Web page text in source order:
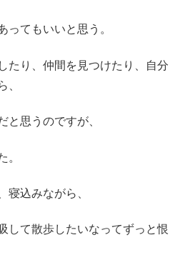
ってもいいと思う。
たり、仲間を見つけたり、自分
、
と思うのですが、
。
寝込みながら、
して散歩したいなってずっと恨